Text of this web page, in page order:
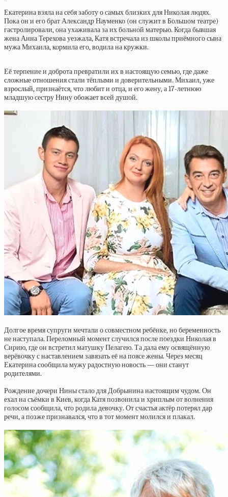
Екатерина взяла на себя заботу о самых близких для Николая людях.
Пока он и его брат Александр Науменко (он служит в Большом театре)
гастролировали, она ухаживала за их больной матерью. Когда бывшая
жена Анна Терехова уезжала, Катя встречала из школы приёмного сына
мужа Михаила, кормила его, водила на кружки.
Её терпение и доброта превратили их в настоящую семью, где даже
сложные отношения стали тёплыми и доверительными. Михаил, уже
взрослый, признаётся, что любит и отца, и его жену, а 17-летнюю
младшую сестру Нину обожает всей душой.
Долгое время супруги мечтали о совместном ребёнке, но беременность
не наступала. Переломный момент случился после поездки Николая в
Сирию, где он встретил матушку Пелагею. Та дала ему освящённую
верёвочку с наставлением завязать её на поясе жены. Через месяц
Екатерина сообщила мужу радостную новость — они станут
родителями.
Рождение дочери Нины стало для Добрынина настоящим чудом. Он
ехал на съёмки в Киев, когда Катя позвонила и хриплым от волнения
голосом сообщила, что родила девочку. От счастья актёр потерял дар
речи, а позже признавался, что в тот момент молился и плакал.